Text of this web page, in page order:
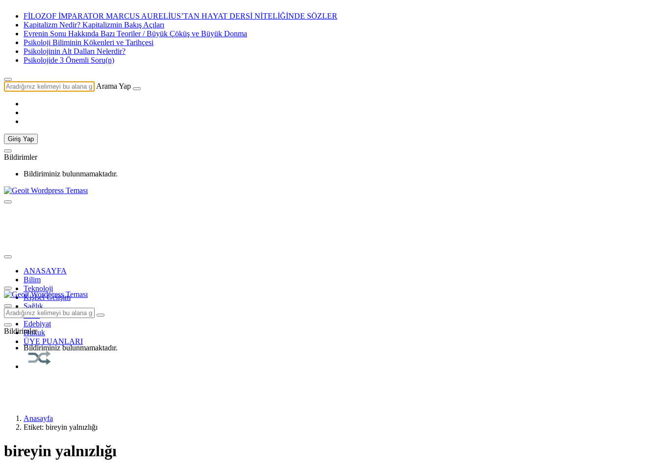
FİLOZOF İMPARATOR MARCUS AURELİUS’TAN HAYAT DERSİ NİTELİĞİNDE SÖZLER
Kapitalizm Nedir? Kapitalizmin Bakış Açıları
Evrenin Sonu Hakkında Bazı Teoriler / Büyük Çöküş ve Büyük Donma
Psikoloji Biliminin Kökenleri ve Tarihçesi
Psikolojinin Alt Dalları Nelerdir?
Psikolojide 3 Önemli Soru(n)
Arama Yap
Giriş Yap
Bildirimler
Bildiriminiz bulunmamaktadır.
ANASAYFA
Bilim
Teknoloji
Kişisel Gelişim
Sağlık
Tarih
Edebiyat
Hukuk
ÜYE PUANLARI
Bildirimler
Bildiriminiz bulunmamaktadır.
Anasayfa
Etiket: bireyin yalnızlığı
bireyin yalnızlığı